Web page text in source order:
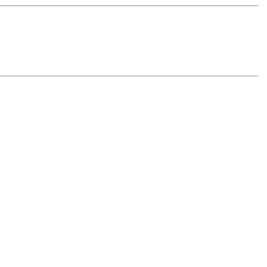
Vipps, Klarna och Google Pay.
debiteras kortet/fakturan.